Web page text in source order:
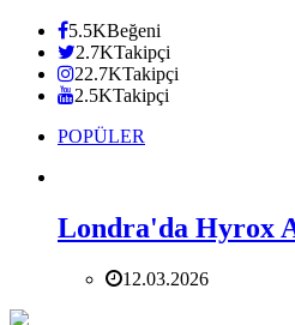
5.5KBeğeni
2.7KTakipçi
22.7KTakipçi
2.5KTakipçi
POPÜLER
Londra'da Hyrox
12.03.2026